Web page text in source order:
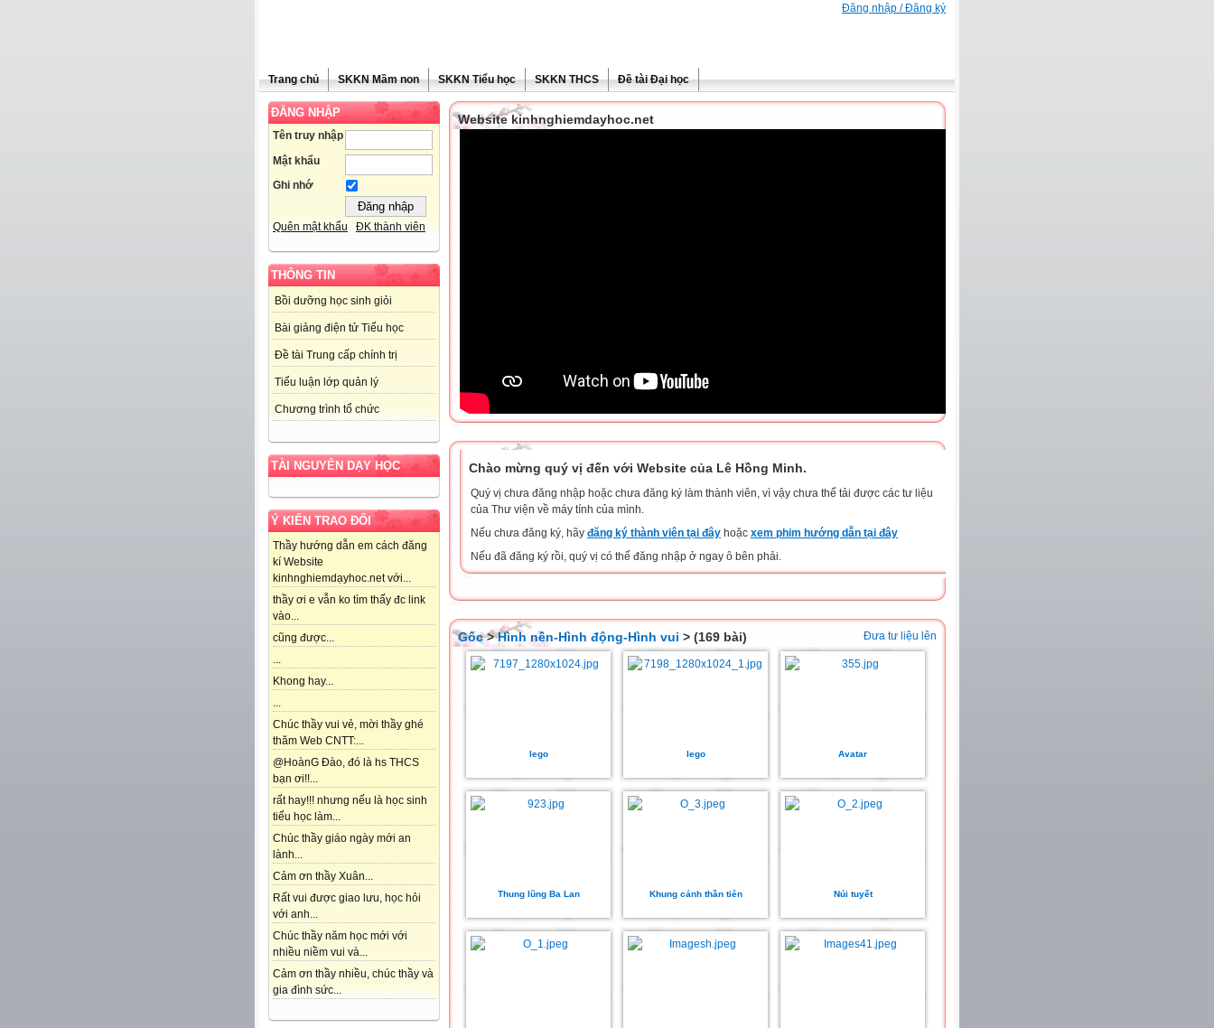
Đăng nhập / Đăng ký
Trang chủ SKKN Mầm non SKKN Tiểu học SKKN THCS Đề tài Đại học
ĐĂNG NHẬP
Tên truy nhập
Mật khẩu
Ghi nhớ
Quên mật khẩu ĐK thành viên
THÔNG TIN
Bồi dưỡng học sinh giỏi
Bài giảng điện tử Tiểu học
Đề tài Trung cấp chính trị
Tiểu luận lớp quản lý
Chương trình tổ chức
TÀI NGUYÊN DẠY HỌC
Ý KIẾN TRAO ĐỔI
Thầy hướng dẫn em cách đăng
kí Website
kinhnghiemdạyhoc.net với...
thầy ơi e vẫn ko tìm thấy đc link
vào...
cũng được...
...
Khong hay...
...
Chúc thầy vui vẻ, mời thầy ghé
thăm Web CNTT:...
@HoànG Đào, đó là hs THCS
bạn ơi!!...
rất hay!!! nhưng nếu là học sinh
tiểu học làm...
Chúc thầy giáo ngày mới an
lành...
Cảm ơn thầy Xuân...
Rất vui được giao lưu, học hỏi
với anh...
Chúc thầy năm học mới với
nhiều niềm vui và...
Cảm ơn thầy nhiều, chúc thầy và
gia đình sức...
Website kinhnghiemdayhoc.net
Chào mừng quý vị đến với Website của Lê Hồng Minh.
Quý vị chưa đăng nhập hoặc chưa đăng ký làm thành viên, vì vậy chưa thể tải được các tư liệu
của Thư viện về máy tính của mình.
Nếu chưa đăng ký, hãy đăng ký thành viên tại đây hoặc xem phim hướng dẫn tại đây
Nếu đã đăng ký rồi, quý vị có thể đăng nhập ở ngay ô bên phải.
Đưa tư liệu lên
Gốc>Hình nền-Hình động-Hình vui > (169 bài)
lego lego Avatar
Thung lũng Ba Lan Khung cảnh thần tiên Núi tuyết